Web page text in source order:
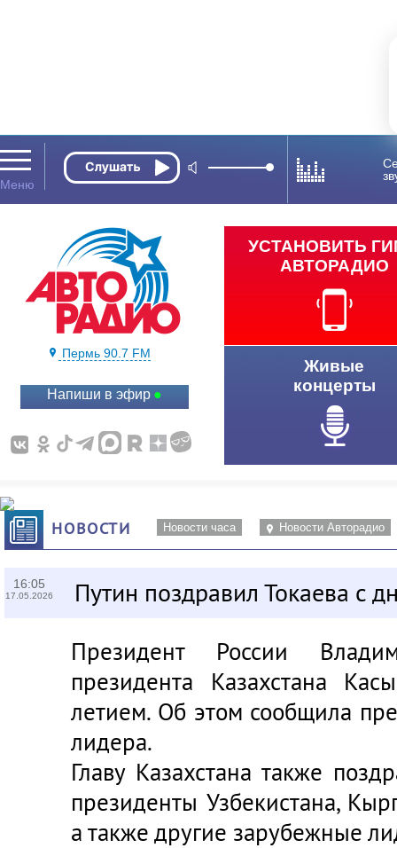
Пермь 90.7 FM
Напиши в эфир
УСТАНОВИТЬ
АВТОРАДИО
Живые
концерты
НОВОСТИ Новости часа Новости Авторадио
16:05
17.05.2026 Путин поздравил Токаева с
Президент России
президента Казахстана
летием. Об этом сообщила
лидера.
Главу Казахстана также
президенты Узбекистана,
а также другие зарубежные